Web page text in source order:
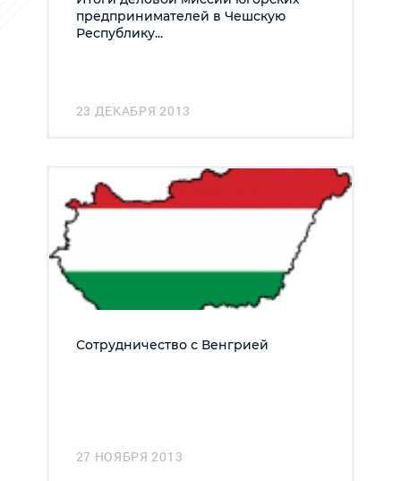
предпринимателей в Чешскую
Республику...
23 ДЕКАБРЯ 2013
Сотрудничество с Венгрией
27 НОЯБРЯ 2013